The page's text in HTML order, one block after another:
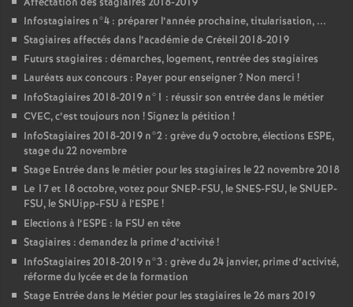
Infostagiaires n°4 : préparer l’année prochaine, titularisation, ...
Stagiaires affectés dans l’académie de Créteil 2018-2019
Futurs stagiaires : démarches, logement, rentrée des stagiaires
Lauréats aux concours : Payer pour enseigner? Non merci !
InfoStagiaires 2018-2019 n°1 : réussir son entrée dans le métier
CVEC, c’est toujours non ! Signez la pétition !
InfoStagiaires 2018-2019 n°2 : grève du 9 octobre, élections ESPE,
stage du 22 novembre
Stage Entrée dans le métier pour les stagiaires le 22 novembre 2018
Le 17 et 18 octobre, votez pourSNEP-FSU, leSNES-FSU, leSNUEP-
FSU, le SNUipp-FSU à l’ESPE !
Elections à l’ESPE : la FSU en tête
Stagiaires : demandez la prime d’activité!
InfoStagiaires 2018-2019 n°3 : grève du 24 janvier, prime d’activité,
réforme du lycée et de la formation
Stage Entrée dans le Métier pour les stagiaires le 26 mars 2019